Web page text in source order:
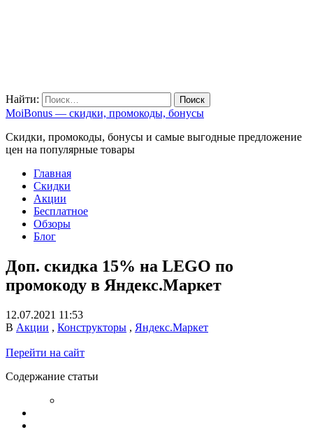
Найти:
MoiBonus — скидки, промокоды, бонусы
Скидки, промокоды, бонусы и самые выгодные предложение
цен на популярные товары
Главная
Скидки
Акции
Бесплатное
Обзоры
Блог
Доп. скидка 15% на LEGO по
промокоду в Яндекс.Маркет
12.07.2021 11:53
В Акции , Конструкторы , Яндекс.Маркет
Перейти на сайт
Содержание статьи